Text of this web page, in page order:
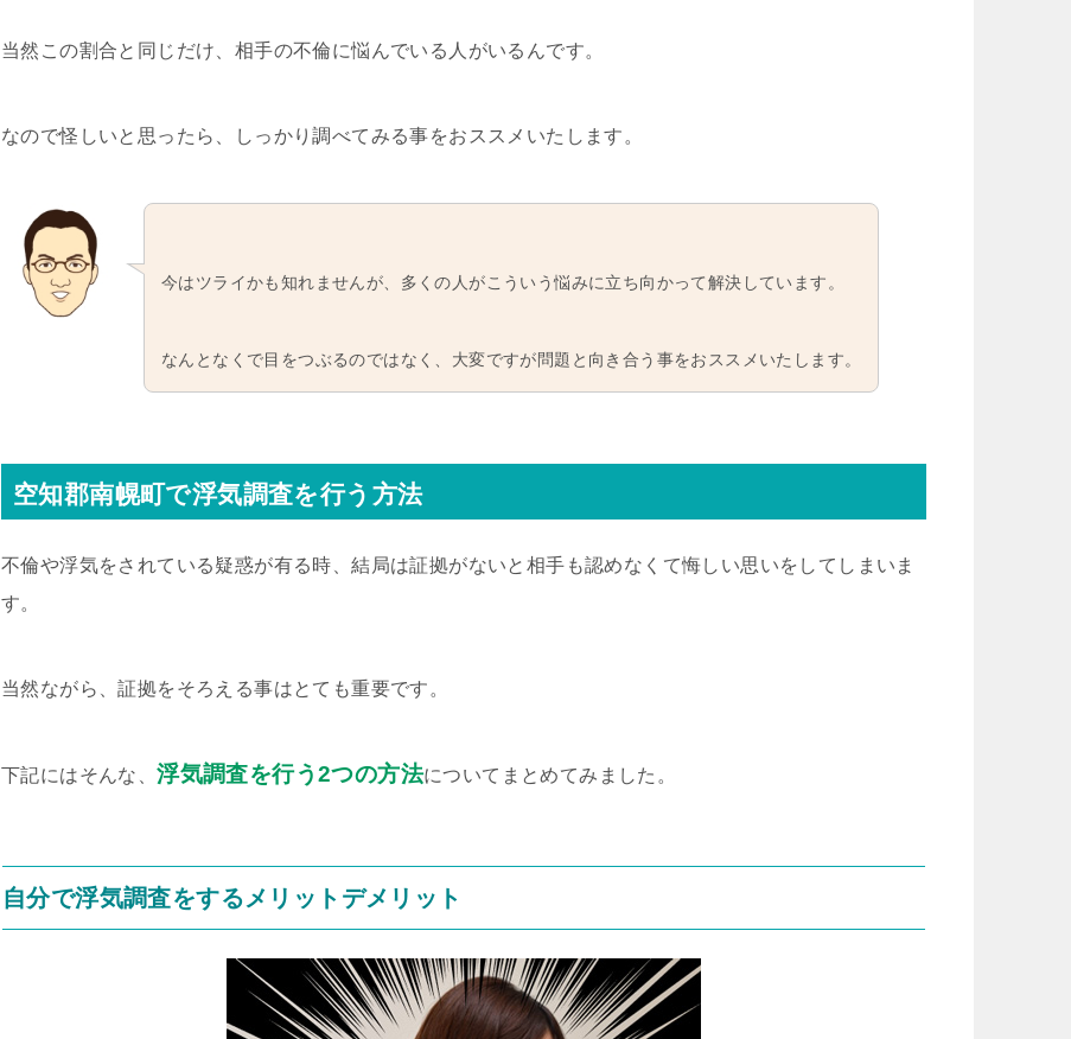
当然この割合と同じだけ、相手の不倫に悩んでいる人がいるんです。
なので怪しいと思ったら、しっかり調べてみる事をおススメいたします。
今はツライかも知れませんが、多くの人がこういう悩みに立ち向かって解決しています。
なんとなくで目をつぶるのではなく、大変ですが問題と向き合う事をおススメいたします。
空知郡南幌町で浮気調査を行う方法
不倫や浮気をされている疑惑が有る時、結局は証拠がないと相手も認めなくて悔しい思いをしてしまいま
す。
当然ながら、証拠をそろえる事はとても重要です。
下記にはそんな、浮気調査を行う2つの方法についてまとめてみました。
自分で浮気調査をするメリットデメリット